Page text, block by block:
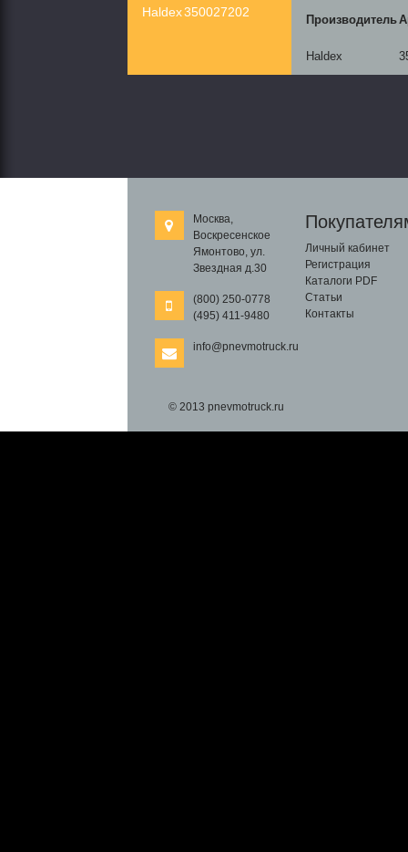
Haldex350027202
Производитель
Haldex
Москва,
Воскресенское
Ямонтово, ул.
Звездная д.30
(800) 250-0778
(495) 411-9480
info@pnevmotruck.ru
Личный кабинет
Регистрация
Каталоги PDF
Статьи
Контакты
© 2013 pnevmotruck.ru